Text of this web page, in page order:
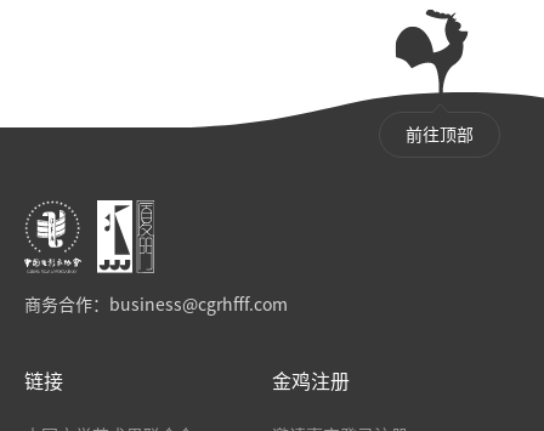
前往顶部
商务合作： business@cgrhfff.com
链接 金鸡注册